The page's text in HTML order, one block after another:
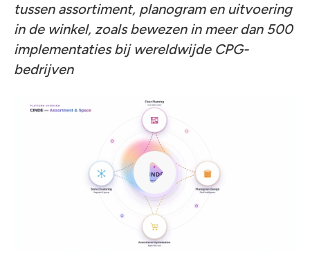
tussen assortiment, planogram en uitvoering
in de winkel, zoals bewezen in meer dan 500
implementaties bij wereldwijde CPG-
bedrijven